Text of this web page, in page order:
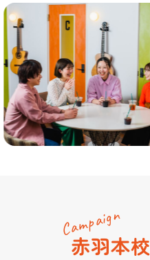
赤羽本校
Campaign